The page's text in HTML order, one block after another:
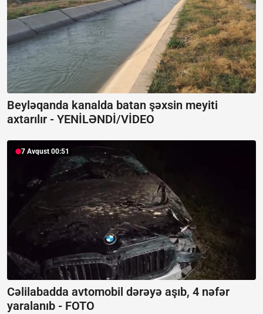
Beyləqanda kanalda batan şəxsin meyiti
axtarılır - YENİLƏNDİ/VİDEO
7 Avqust 00:51
Cəlilabadda avtomobil dərəyə aşıb, 4 nəfər
yaralanıb - FOTO